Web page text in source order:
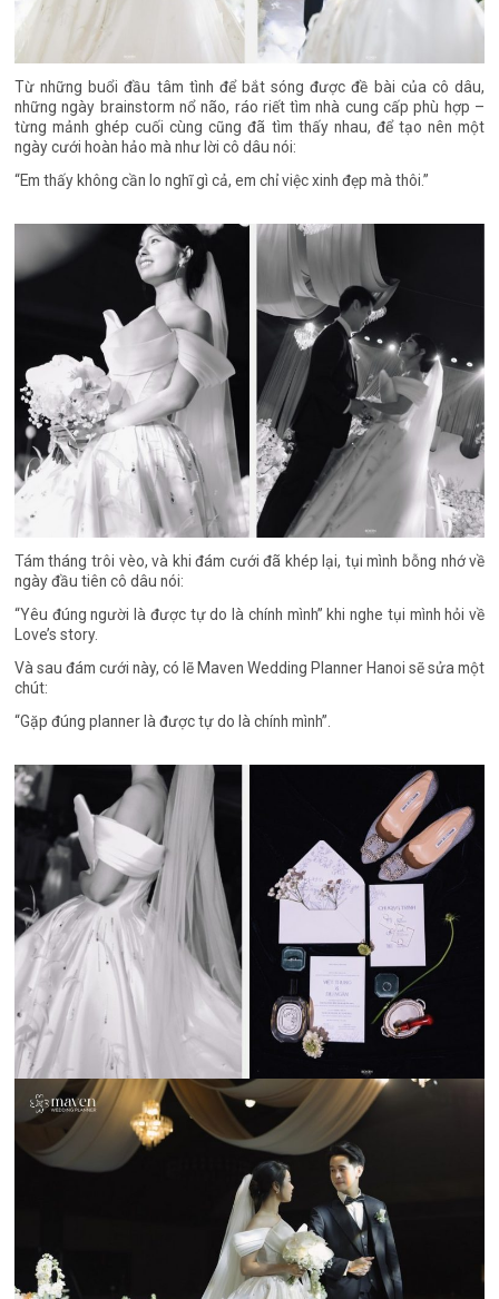
Từ những buổi đầu tâm tình để bắt sóng được đề bài của cô dâu,
những ngày brainstorm nổ não, ráo riết tìm nhà cung cấp phù hợp –
từng mảnh ghép cuối cùng cũng đã tìm thấy nhau, để tạo nên một
ngày cưới hoàn hảo mà như lời cô dâu nói:
“Em thấy không cần lo nghĩ gì cả, em chỉ việc xinh đẹp mà thôi.”
Tám tháng trôi vèo, và khi đám cưới đã khép lại, tụi mình bỗng nhớ về
ngày đầu tiên cô dâu nói:
“Yêu đúng người là được tự do là chính mình” khi nghe tụi mình hỏi về
Love’s story.
Và sau đám cưới này, có lẽ Maven Wedding Planner Hanoi sẽ sửa một
chút:
“Gặp đúng planner là được tự do là chính mình”.